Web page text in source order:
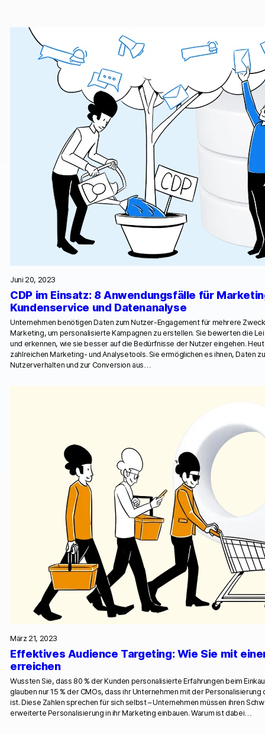
Juni 20, 2023
CDP im Einsatz: 8 Anwendungsfälle für
Kundenservice und Datenanalyse
Unternehmen benötigen Daten zum Nutzer-Engagement für mehrere
Marketing, um personalisierte Kampagnen zu erstellen. Sie bewerten die
und erkennen, wie sie besser auf die Bedürfnisse der Nutzer eingehen.
zahlreichen Marketing- und Analysetools. Sie ermöglichen es ihnen, Daten
Nutzerverhalten und zur Conversion aus…
März 21, 2023
Effektives Audience Targeting: Wie Sie mit
erreichen
Wussten Sie, dass 80 % der Kunden personalisierte Erfahrungen beim
glauben nur 15 % der CMOs, dass ihr Unternehmen mit der
ist. Diese Zahlen sprechen für sich selbst – Unternehmen müssen ihren
erweiterte Personalisierung in ihr Marketing einbauen. Warum ist dabei…